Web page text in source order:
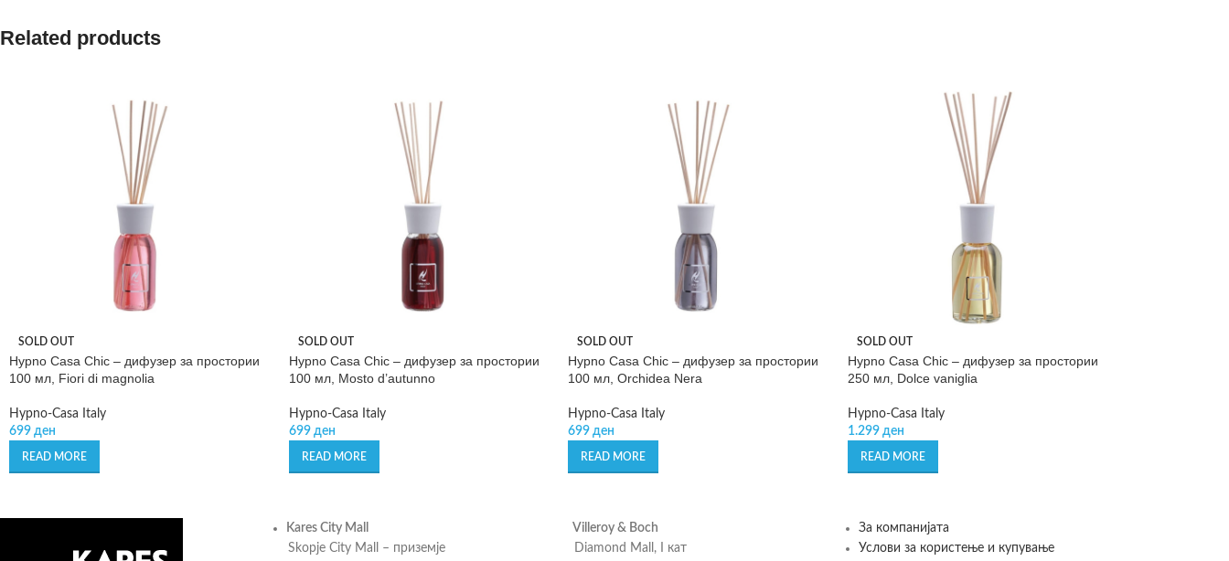
Related products
SOLD OUT
Hypno Casa Chic – дифузер за простории
100 мл, Fiori di magnolia
Hypno-Casa Italy
699 ден
READ MORE
SOLD OUT
Hypno Casa Chic – дифузер за простории
100 мл, Mosto d’autunno
Hypno-Casa Italy
699 ден
READ MORE
SOLD OUT
Hypno Casa Chic – дифузер за простории
100 мл, Orchidea Nera
Hypno-Casa Italy
699 ден
READ MORE
SOLD OUT
Hypno Casa Chic – дифузер за простории
250 мл, Dolce vaniglia
Hypno-Casa Italy
1.299 ден
READ MORE
Kares City Mall
Skopje City Mall – приземје
Villeroy & Boch
Diamond Mall, I кат
За компанијата
Услови за користење и купување